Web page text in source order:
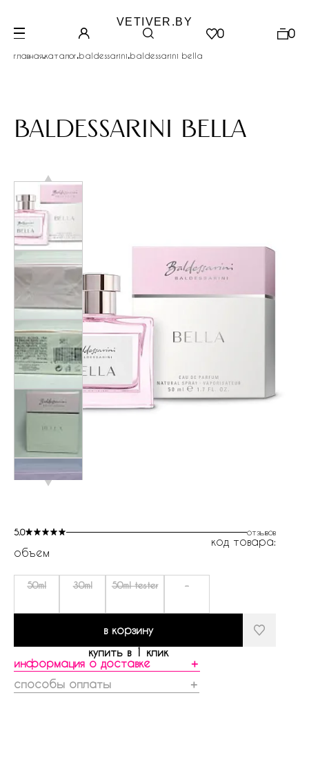
VETIVER.BY
0 0
главная.каталог.baldessarini.baldessarini bella
baldessarini bella
5.0 отзывов
код товара:
объем
50ml 30ml 50ml tester -
в корзину
купить в 1 клик
информация о доставке
＋
способы оплаты
＋